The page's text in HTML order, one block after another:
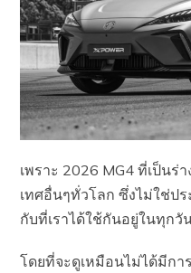
เพราะ 2026 MG4 ที่เป็นร่
เทศอื่นๆทั่วโลก ซึ่งไม่ใช่ปร
กับที่เราได้ใช้กันอยู่ในทุกวั
โดยที่จะดูเหมือนไม่ได้มีกา